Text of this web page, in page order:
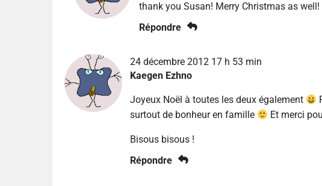
thank you Susan! Merry Christmas as well!
Répondre
24 décembre 2012 17 h 53 min
Kaegen Ezhno
Joyeux Noël à toutes les deux également
surtout de bonheur en famille
Et merci
Bisous bisous !
Répondre